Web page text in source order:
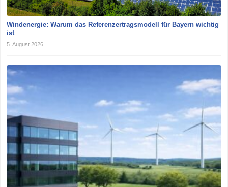
Windenergie: Warum das Referenzertragsmodell für Bayern wichtig
ist
5. August 2026